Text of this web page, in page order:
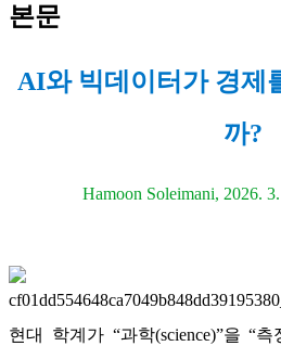
본문
AI와 빅데이터가 경제
까?
Hamoon Soleimani, 2026.
현대 학계가 “과학(science)”을 “측